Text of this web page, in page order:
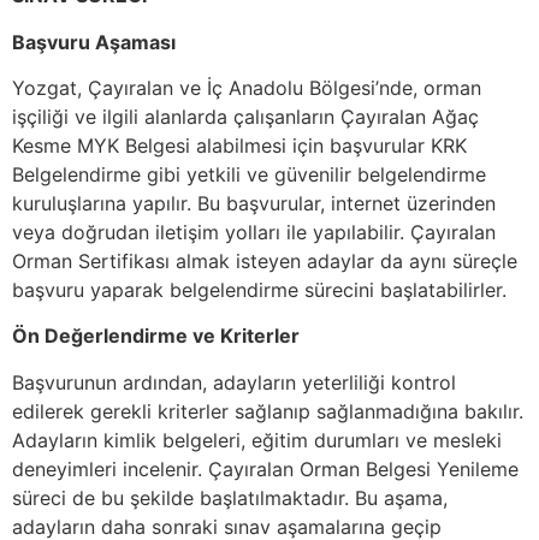
Başvuru Aşaması
Yozgat, Çayıralan ve İç Anadolu Bölgesi’nde, orman
işçiliği ve ilgili alanlarda çalışanların Çayıralan Ağaç
Kesme MYK Belgesi alabilmesi için başvurular KRK
Belgelendirme gibi yetkili ve güvenilir belgelendirme
kuruluşlarına yapılır. Bu başvurular, internet üzerinden
veya doğrudan iletişim yolları ile yapılabilir. Çayıralan
Orman Sertifikası almak isteyen adaylar da aynı süreçle
başvuru yaparak belgelendirme sürecini başlatabilirler.
Ön Değerlendirme ve Kriterler
Başvurunun ardından, adayların yeterliliği kontrol
edilerek gerekli kriterler sağlanıp sağlanmadığına bakılır.
Adayların kimlik belgeleri, eğitim durumları ve mesleki
deneyimleri incelenir. Çayıralan Orman Belgesi Yenileme
süreci de bu şekilde başlatılmaktadır. Bu aşama,
adayların daha sonraki sınav aşamalarına geçip